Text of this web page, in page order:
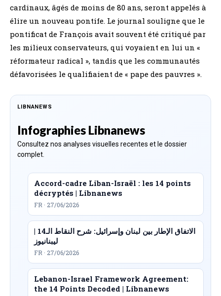
cardinaux, âgés de moins de 80 ans, seront appelés à
élire un nouveau pontife. Le journal souligne que le
pontificat de François avait souvent été critiqué par
les milieux conservateurs, qui voyaient en lui un «
réformateur radical », tandis que les communautés
défavorisées le qualifiaient de « pape des pauvres ».
LIBNANEWS
Infographies Libnanews
Consultez nos analyses visuelles recentes et le dossier
complet.
Accord-cadre Liban-Israël : les 14 points
décryptés | Libnanews
FR · 27/06/2026
الاتفاق الإطار بين لبنان وإسرائيل: شرح النقاط الـ14 |
ليبنانيوز
FR · 27/06/2026
Lebanon-Israel Framework Agreement:
the 14 Points Decoded | Libnanews